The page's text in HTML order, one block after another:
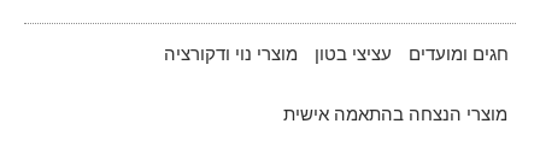
חגים ומועדים עציצי בטון מוצרי נוי ודקורציה
מוצרי הנצחה בהתאמה אישית